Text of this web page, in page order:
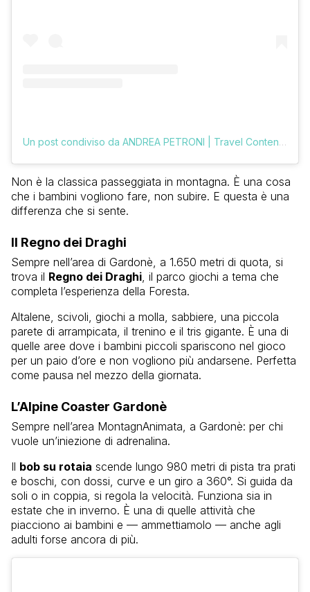
Un post condiviso da ANDREA PETRONI | Travel Content Creator (@vologratis)
Non è la classica passeggiata in montagna. È una cosa
che i bambini vogliono fare, non subire. E questa è una
differenza che si sente.
Il Regno dei Draghi
Sempre nell’area di Gardonè, a 1.650 metri di quota, si
trova il Regno dei Draghi, il parco giochi a tema che
completa l’esperienza della Foresta.
Altalene, scivoli, giochi a molla, sabbiere, una piccola
parete di arrampicata, il trenino e il tris gigante. È una di
quelle aree dove i bambini piccoli spariscono nel gioco
per un paio d’ore e non vogliono più andarsene. Perfetta
come pausa nel mezzo della giornata.
L’Alpine Coaster Gardonè
Sempre nell’area MontagnAnimata, a Gardonè: per chi
vuole un’iniezione di adrenalina.
Il bob su rotaia scende lungo 980 metri di pista tra prati
e boschi, con dossi, curve e un giro a 360°. Si guida da
soli o in coppia, si regola la velocità. Funziona sia in
estate che in inverno. È una di quelle attività che
piacciono ai bambini e — ammettiamolo — anche agli
adulti forse ancora di più.